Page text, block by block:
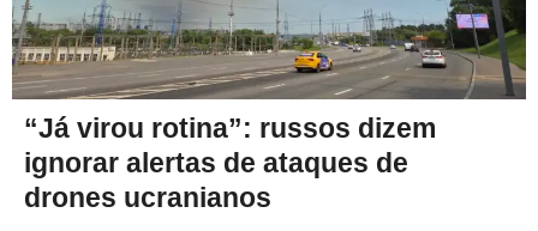
“Já virou rotina”: russos dizem
ignorar alertas de ataques de
drones ucranianos